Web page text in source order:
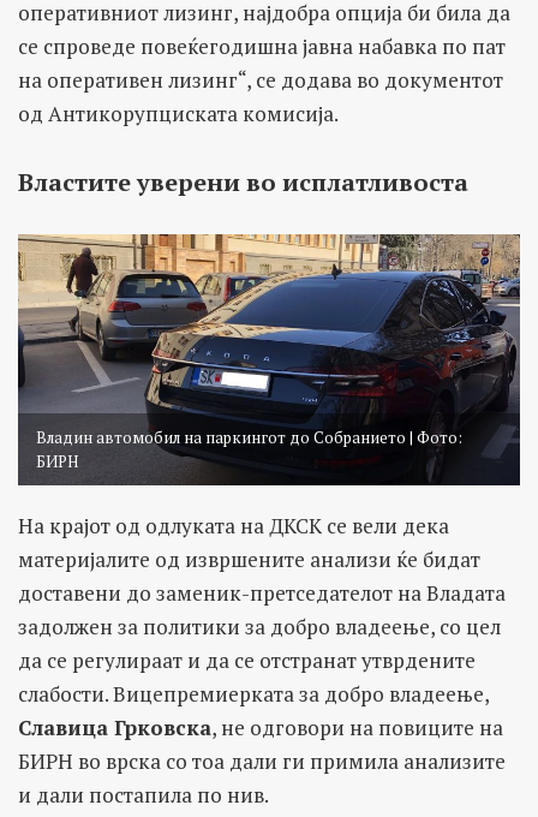
оперативниот лизинг, најдобра опција би била да
се спроведе повеќегодишна јавна набавка по пат
на оперативен лизинг“, се додава во документот
од Антикорупциската комисија.
Властите уверени во исплатливоста
Владин автомобил на паркингот до Собранието | Фото:
БИРН
На крајот од одлуката на ДКСК се вели дека
материјалите од извршените анализи ќе бидат
доставени до заменик-претседателот на Владата
задолжен за политики за добро владеење, со цел
да се регулираат и да се отстранат утврдените
слабости. Вицепремиерката за добро владеење,
Славица Грковска, не одговори на повиците на
БИРН во врска со тоа дали ги примила анализите
и дали постапила по нив.